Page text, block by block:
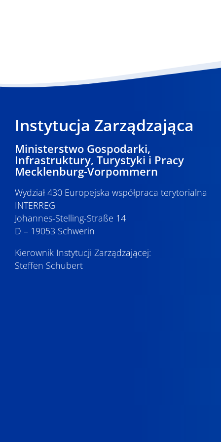
Instytucja Zarządzająca
Ministerstwo Gospodarki,
Infrastruktury, Turystyki i Pracy
Mecklenburg-Vorpommern
Wydział 430 Europejska współpraca terytorialna
INTERREG
Johannes-Stelling-Straße 14
D – 19053 Schwerin
Kierownik Instytucji Zarządzającej:
Steffen Schubert